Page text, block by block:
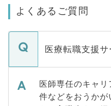
よくあるご質問
医療転職支援サ
医師専任のキャ
件などをおうか